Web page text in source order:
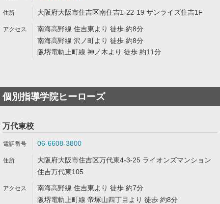
大阪府大阪市住吉区南住吉1-22-19 サンライズ住吉1F
南海高野線 住吉東より 徒歩 約8分
南海高野線 沢ノ町より 徒歩 約8分
阪堺電軌上町線 神ノ木より 徒歩 約11分
個別指導学院ヒーローズ
万代東校
06-6608-3800
大阪府大阪市住吉区万代東4-3-25 ライオンズマンション
住吉万代東105
南海高野線 住吉東より 徒歩 約7分
阪堺電軌上町線 帝塚山四丁目より 徒歩 約8分